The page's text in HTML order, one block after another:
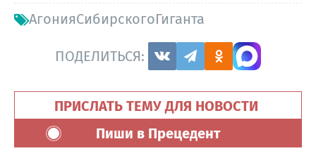
АгонияСибирскогоГиганта
ПОДЕЛИТЬСЯ:
ПРИСЛАТЬ ТЕМУ ДЛЯ НОВОСТИ
Пиши в Прецедент